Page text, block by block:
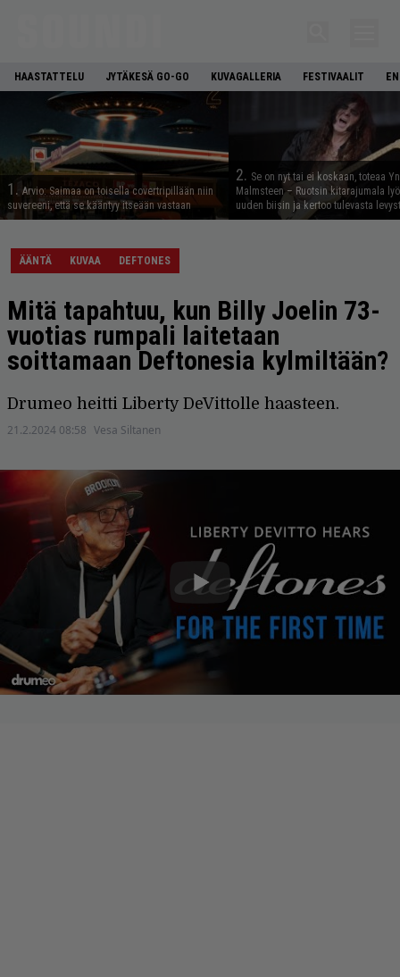
HAASTATTELU JYTÄKESÄ GO-GO KUVAGALLERIA FESTIVAALIT
1. Arvio: Saimaa on toisella covertripillään niin
suvereeni, että se kääntyy itseään vastaan
2. Se on nyt tai ei koskaan, toteaa
Malmsteen – Ruotsin kitarajumala
uuden biisin ja kertoo tulevasta
ÄÄNTÄ KUVAA DEFTONES
Mitä tapahtuu, kun Billy Joelin 73-
vuotias rumpali laitetaan
soittamaan Deftonesia kylmiltään?
Drumeo heitti Liberty DeVittolle haasteen.
21.2.2024 08:58 Vesa Siltanen